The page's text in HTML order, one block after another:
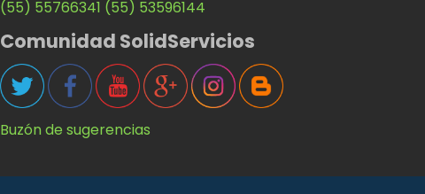
(55) 55766341 (55) 53596144
Comunidad SolidServicios
Buzón de sugerencias